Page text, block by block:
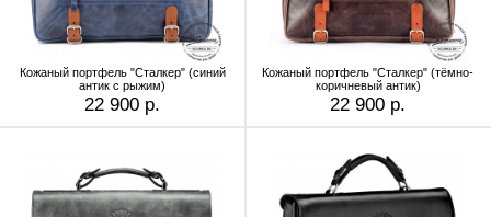
Кожаный портфель "Сталкер" (синий
антик с рыжим)
22 900 р.
Кожаный портфель "Сталкер" (тёмно-
коричневый антик)
22 900 р.